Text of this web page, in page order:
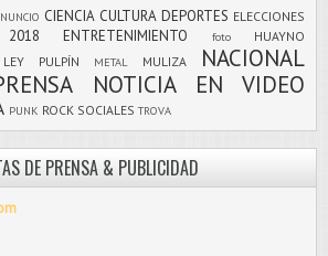
CIENCIA CULTURA DEPORTES ELECCIONES
2018 ENTRETENIMIENTO foto HUAYNO
LEY PULPÍN METAL MULIZA
NACIONAL
NOTICIA EN VIDEO
PUNK ROCK SOCIALES TROVA
DE PRENSA & PUBLICIDAD